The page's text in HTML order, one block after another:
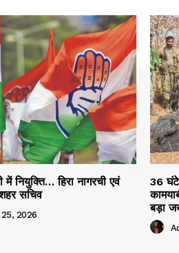
नियुक्ति… हिरा नागरची एवं
सचिव
2026
36
बड़ा